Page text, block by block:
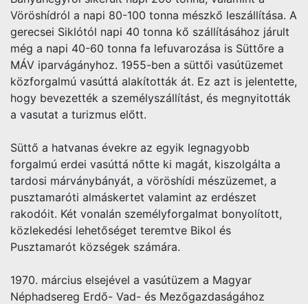
Vöröshídról a napi 80-100 tonna mészkő leszállítása. A
gerecsei Siklótól napi 40 tonna kő szállításához járult
még a napi 40-60 tonna fa lefuvarozása is Süttőre a
MÁV iparvágányhoz. 1955-ben a süttői vasútüzemet
közforgalmú vasúttá alakították át. Ez azt is jelentette,
hogy bevezették a személyszállítást, és megnyitották
a vasutat a turizmus előtt.
Süttő a hatvanas évekre az egyik legnagyobb
forgalmú erdei vasúttá nőtte ki magát, kiszolgálta a
tardosi márványbányát, a vöröshídi mészüzemet, a
pusztamaróti almáskertet valamint az erdészet
rakodóit. Két vonalán személyforgalmat bonyolított,
közlekedési lehetőséget teremtve Bikol és
Pusztamarót községek számára.
1970. március elsejével a vasútüzem a Magyar
Néphadsereg Erdő- Vad- és Mezőgazdaságához